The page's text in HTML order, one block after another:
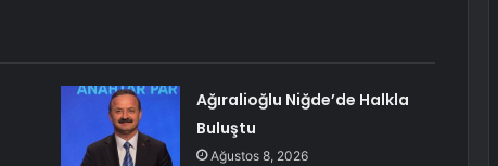
Ağıralioğlu Niğde’de Halkla
Buluştu
Ağustos 8, 2026